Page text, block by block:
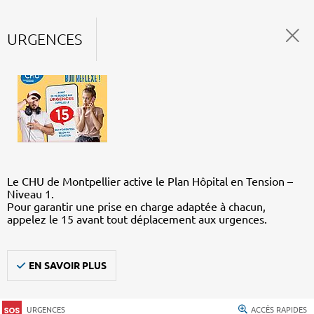
URGENCES
Le CHU de Montpellier active le Plan Hôpital en Tension –
Niveau 1.
Pour garantir une prise en charge adaptée à chacun,
appelez le 15 avant tout déplacement aux urgences.
EN SAVOIR PLUS
URGENCES ACCÈS RAPIDES